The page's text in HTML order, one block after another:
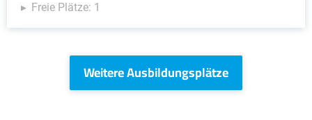
Freie Plätze: 1
Weitere Ausbildungsplätze